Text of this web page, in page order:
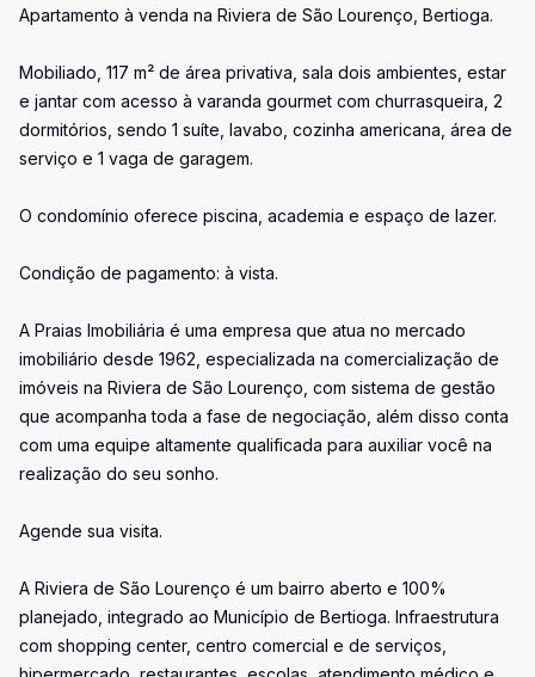
Apartamento à venda na Riviera de São Lourenço, Bertioga.
Mobiliado, 117 m² de área privativa, sala dois ambientes, estar
e jantar com acesso à varanda gourmet com churrasqueira, 2
dormitórios, sendo 1 suíte, lavabo, cozinha americana, área de
serviço e 1 vaga de garagem.
O condomínio oferece piscina, academia e espaço de lazer.
Condição de pagamento: à vista.
A Praias Imobiliária é uma empresa que atua no mercado
imobiliário desde 1962, especializada na comercialização de
imóveis na Riviera de São Lourenço, com sistema de gestão
que acompanha toda a fase de negociação, além disso conta
com uma equipe altamente qualificada para auxiliar você na
realização do seu sonho.
Agende sua visita.
A Riviera de São Lourenço é um bairro aberto e 100%
planejado, integrado ao Município de Bertioga. Infraestrutura
com shopping center, centro comercial e de serviços,